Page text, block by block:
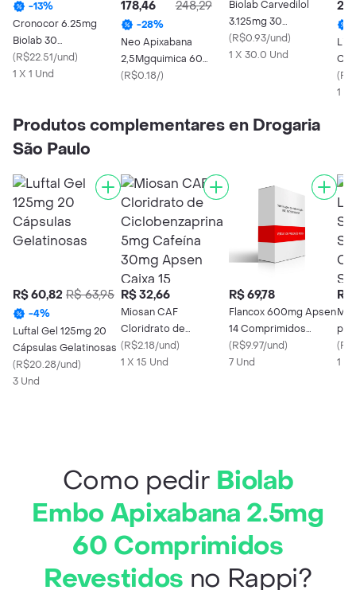
-13%
Cronocor 6.25mg
Biolab 30
Comprimidos
(R$22.51/und)
1 X 1 Und
178,46
248,29
-28%
Neo Apixabana
2,5Mgquimica 60
Comprimidos
(R$0.18/)
Biolab Carvedilol
3.125mg 30
Comprimidos
(R$0.93/und)
1 X 30.0 Und
(
1 X
Produtos complementares en Drogaria
São Paulo
R$ 60,82 R$ 63,95
-4%
Luftal Gel 125mg 20
Cápsulas Gelatinosas
(R$20.28/und)
3 Und
R$ 32,66
Miosan CAF
Cloridrato de
Ciclobenzaprina 5mg
Cafeína 30mg Apsen
(R$2.18/und)
1 X 15 Und
R$ 69,78
Flancox 600mg Apsen
14 Comprimidos
Revestidos
(R$9.97/und)
7 Und
R$
(
1 X
Como pedir Biolab
Embo Apixabana 2.5mg
60 Comprimidos
Revestidos no Rappi?